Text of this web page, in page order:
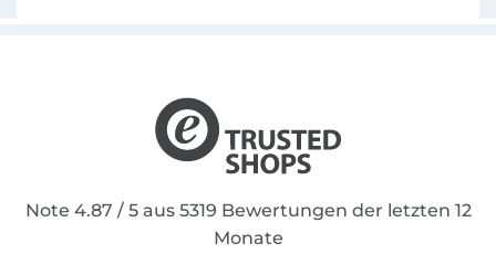
Note 4.87 / 5 aus 5319 Bewertungen der letzten 12
Monate